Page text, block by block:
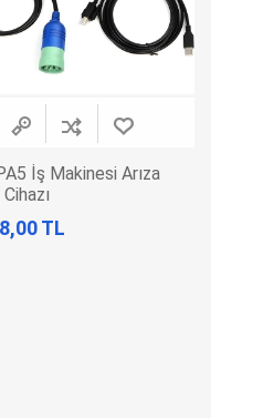
İş Makinesi Arıza
TL